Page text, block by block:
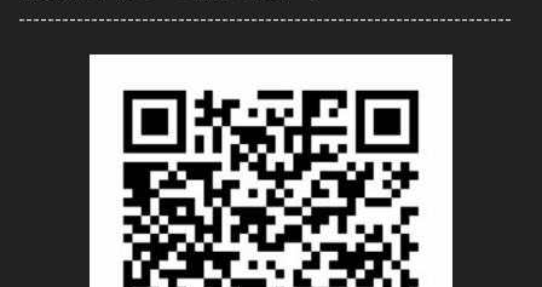
--------------------------------------------------------------------